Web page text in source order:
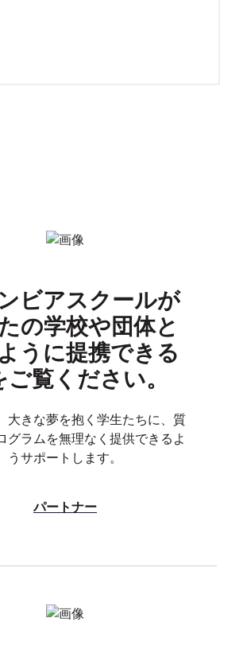
ビアスクールが
の学校や団体と
うに提携できる
覧ください。
大きな夢を抱く学生たちに、質
グラムを無理なく提供できるよ
うサポートします。
パートナー